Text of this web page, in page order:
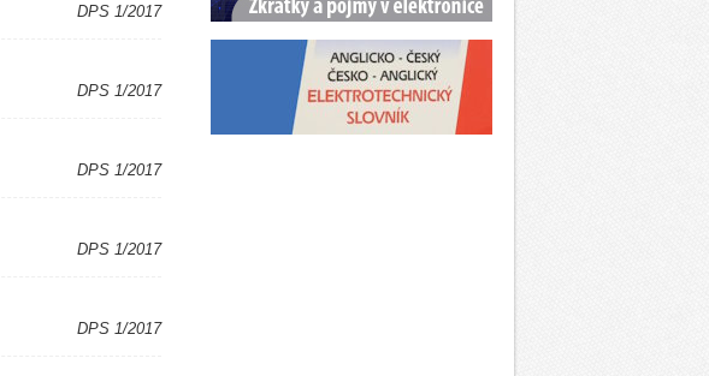
DPS 1/2017
DPS 1/2017
DPS 1/2017
DPS 1/2017
DPS 1/2017